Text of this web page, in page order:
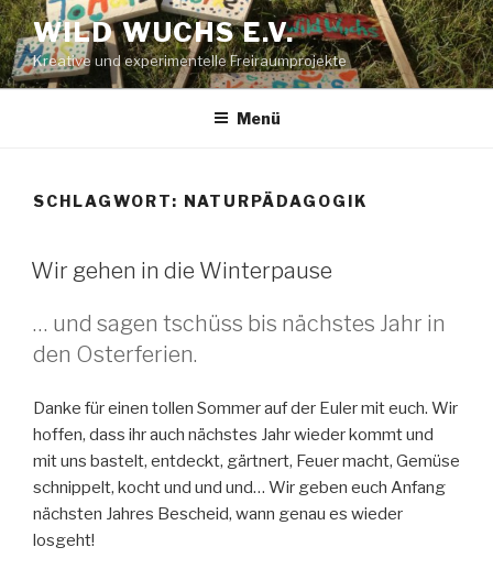
Zum
Inhalt
springen
WILD WUCHS E.V.
Kreative und experimentelle Freiraumprojekte
Menü
SCHLAGWORT: NATURPÄDAGOGIK
Wir gehen in die Winterpause
… und sagen tschüss bis nächstes Jahr in
den Osterferien.
Danke für einen tollen Sommer auf der Euler mit euch. Wir
hoffen, dass ihr auch nächstes Jahr wieder kommt und
mit uns bastelt, entdeckt, gärtnert, Feuer macht, Gemüse
schnippelt, kocht und und und… Wir geben euch Anfang
nächsten Jahres Bescheid, wann genau es wieder
losgeht!